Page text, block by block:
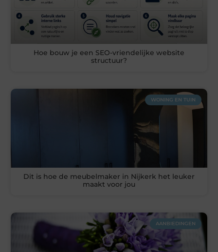
Hoe bouw je een SEO-vriendelijke website
structuur?
WONING EN TUIN
Dit is hoe de meubelmaker in Nijkerk het leuker
maakt voor jou
AANBIEDINGEN